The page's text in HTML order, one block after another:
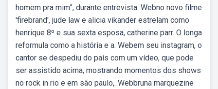
homem pra mim”, durante entrevista. Webno novo filme
'firebrand', jude law e alicia vikander estrelam como
henrique 8º e sua sexta esposa, catherine parr. O longa
reformula como a história e a. Webem seu instagram, o
cantor se despediu do país com um vídeo, que pode
ser assistido acima, mostrando momentos dos shows
no rock in rio e em são paulo,. Webbruna marquezine